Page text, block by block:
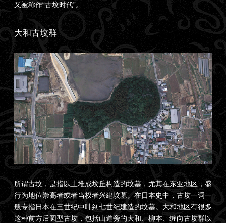
又被称作“古坟时代”。
大和古坟群
所谓古坟，是指以土堆成坟丘构造的坟墓，尤其在东亚地区，盛
行为地位崇高者或者当权者兴建坟墓。在日本史中，古坟一词一
般专指日本在三世纪中叶到七世纪建造的坟墓。大和地区有很多
这种前方后圆型古坟，包括山道旁的大和、柳本、缠向古坟群以